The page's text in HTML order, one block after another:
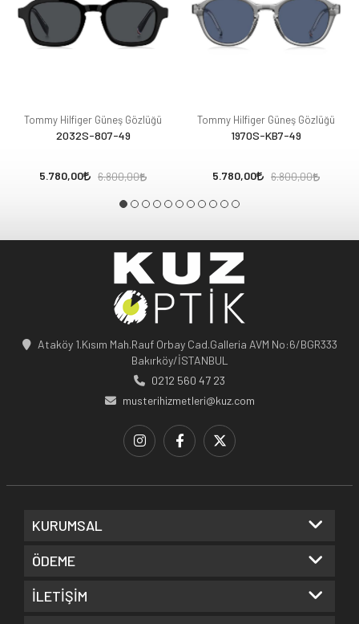
Tommy Hilfiger Güneş Gözlüğü
2032S-807-49
5.780,00 6.800,00
Tommy Hilfiger Güneş Gözlüğü
1970S-KB7-49
5.780,00 6.800,00
Ataköy 1.Kısım Mah.Rauf Orbay Cad.Galleria AVM No:6/BGR333
Bakırköy/İSTANBUL
0212 560 47 23
musterihizmetleri@kuz.com
KURUMSAL
ÖDEME
İLETİŞİM